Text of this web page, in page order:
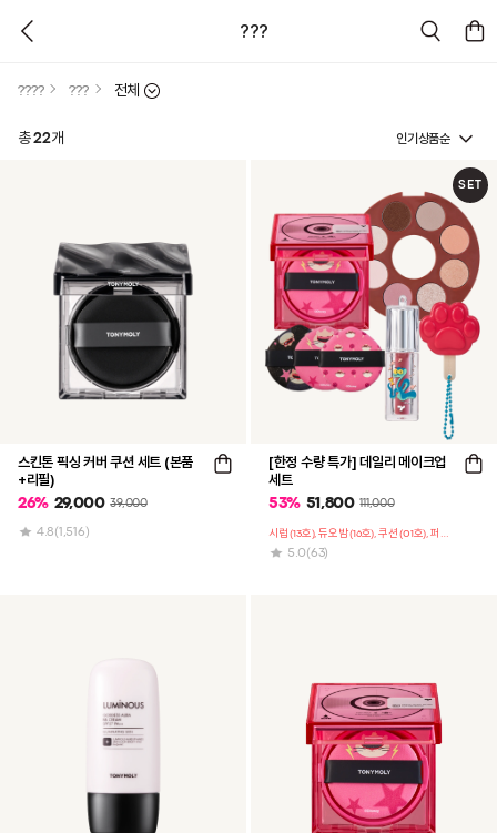
???
???? ??? 전체
총22개 인기상품순
스킨톤 픽싱 커버 쿠션 세트 (본품
+리필)
26% 29,000 39,000
4.8 (1,516)
SET
[한정 수량 특가] 데일리 메이크업
세트
53% 51,800 111,000
시럽 (13호), 듀오밤 (16호), 쿠션 (01호), 퍼프 3매, 도넛 팔레트 구성
5.0 (63)